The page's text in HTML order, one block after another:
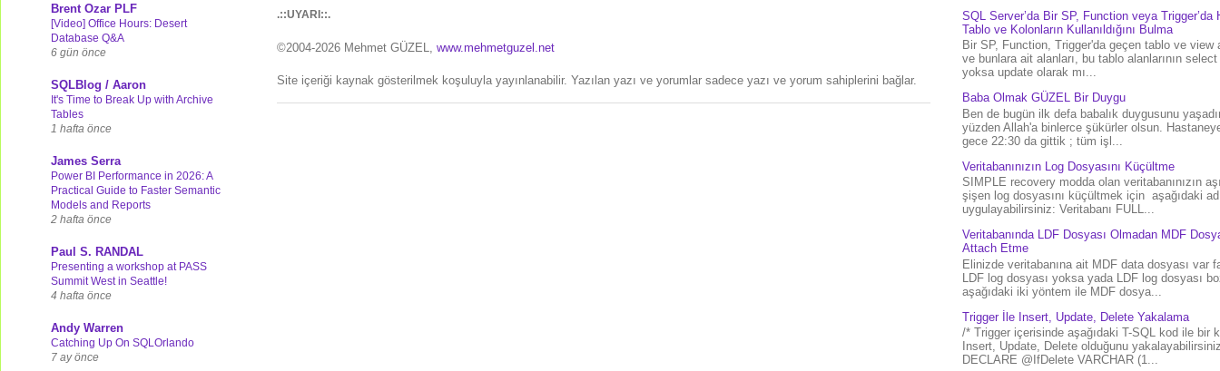
.::UYARI::.
©2004-2026 Mehmet GÜZEL, www.mehmetguzel.net
Site içeriği kaynak gösterilmek koşuluyla yayınlanabilir. Yazılan yazı ve yorumlar sadece yazı ve yorum sahiplerini bağlar.
Brent Ozar PLF
[Video] Office Hours: Desert
Database Q&A
6 gün önce
SQLBlog / Aaron
It's Time to Break Up with Archive
Tables
1 hafta önce
James Serra
Power BI Performance in 2026: A
Practical Guide to Faster Semantic
Models and Reports
2 hafta önce
Paul S. RANDAL
Presenting a workshop at PASS
Summit West in Seattle!
4 hafta önce
Andy Warren
Catching Up On SQLOrlando
7 ay önce
SQL Server’da Bir SP, Function veya Trigger’da
Tablo ve Kolonların Kullanıldığını Bulma
Bir SP, Function, Trigger'da geçen tablo ve view
ve bunlara ait alanları, bu tablo alanlarının
yoksa update olarak mı...
Baba Olmak GÜZEL Bir Duygu
Ben de bugün ilk defa babalık duygusunu
yüzden Allah'a binlerce şükürler olsun.
gece 22:30 da gittik ; tüm işl...
Veritabanınızın Log Dosyasını Küçültme
SIMPLE recovery modda olan veritabanınızın
şişen log dosyasını küçültmek için aşağıdaki
uygulayabilirsiniz: Veritabanı FULL...
Veritabanında LDF Dosyası Olmadan MDF
Attach Etme
Elinizde veritabanına ait MDF data dosyası var
LDF log dosyası yoksa yada LDF log dosyası
aşağıdaki iki yöntem ile MDF dosya...
Trigger İle Insert, Update, Delete Yakalama
/* Trigger içerisinde aşağıdaki T-SQL kod ile bir
Insert, Update, Delete olduğunu
DECLARE @IfDelete VARCHAR (1...